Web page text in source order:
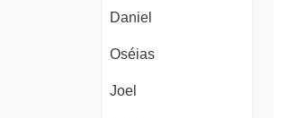
Daniel
Oséias
Joel